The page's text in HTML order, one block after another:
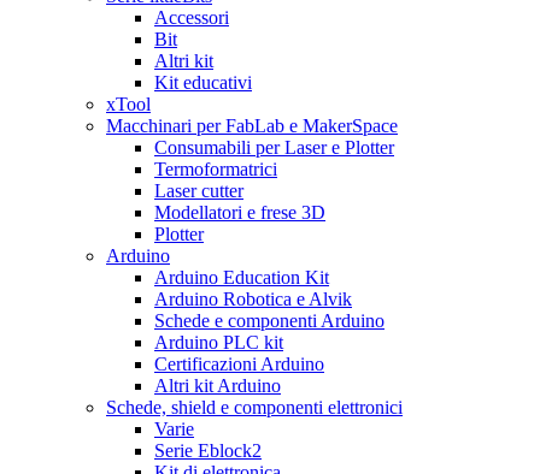
Accessori
Bit
Altri kit
Kit educativi
xTool
Macchinari per FabLab e MakerSpace
Consumabili per Laser e Plotter
Termoformatrici
Laser cutter
Modellatori e frese 3D
Plotter
Arduino
Arduino Education Kit
Arduino Robotica e Alvik
Schede e componenti Arduino
Arduino PLC kit
Certificazioni Arduino
Altri kit Arduino
Schede, shield e componenti elettronici
Varie
Serie Eblock2